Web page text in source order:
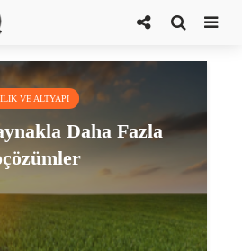
VE ALTYAPI
Daha Fazla